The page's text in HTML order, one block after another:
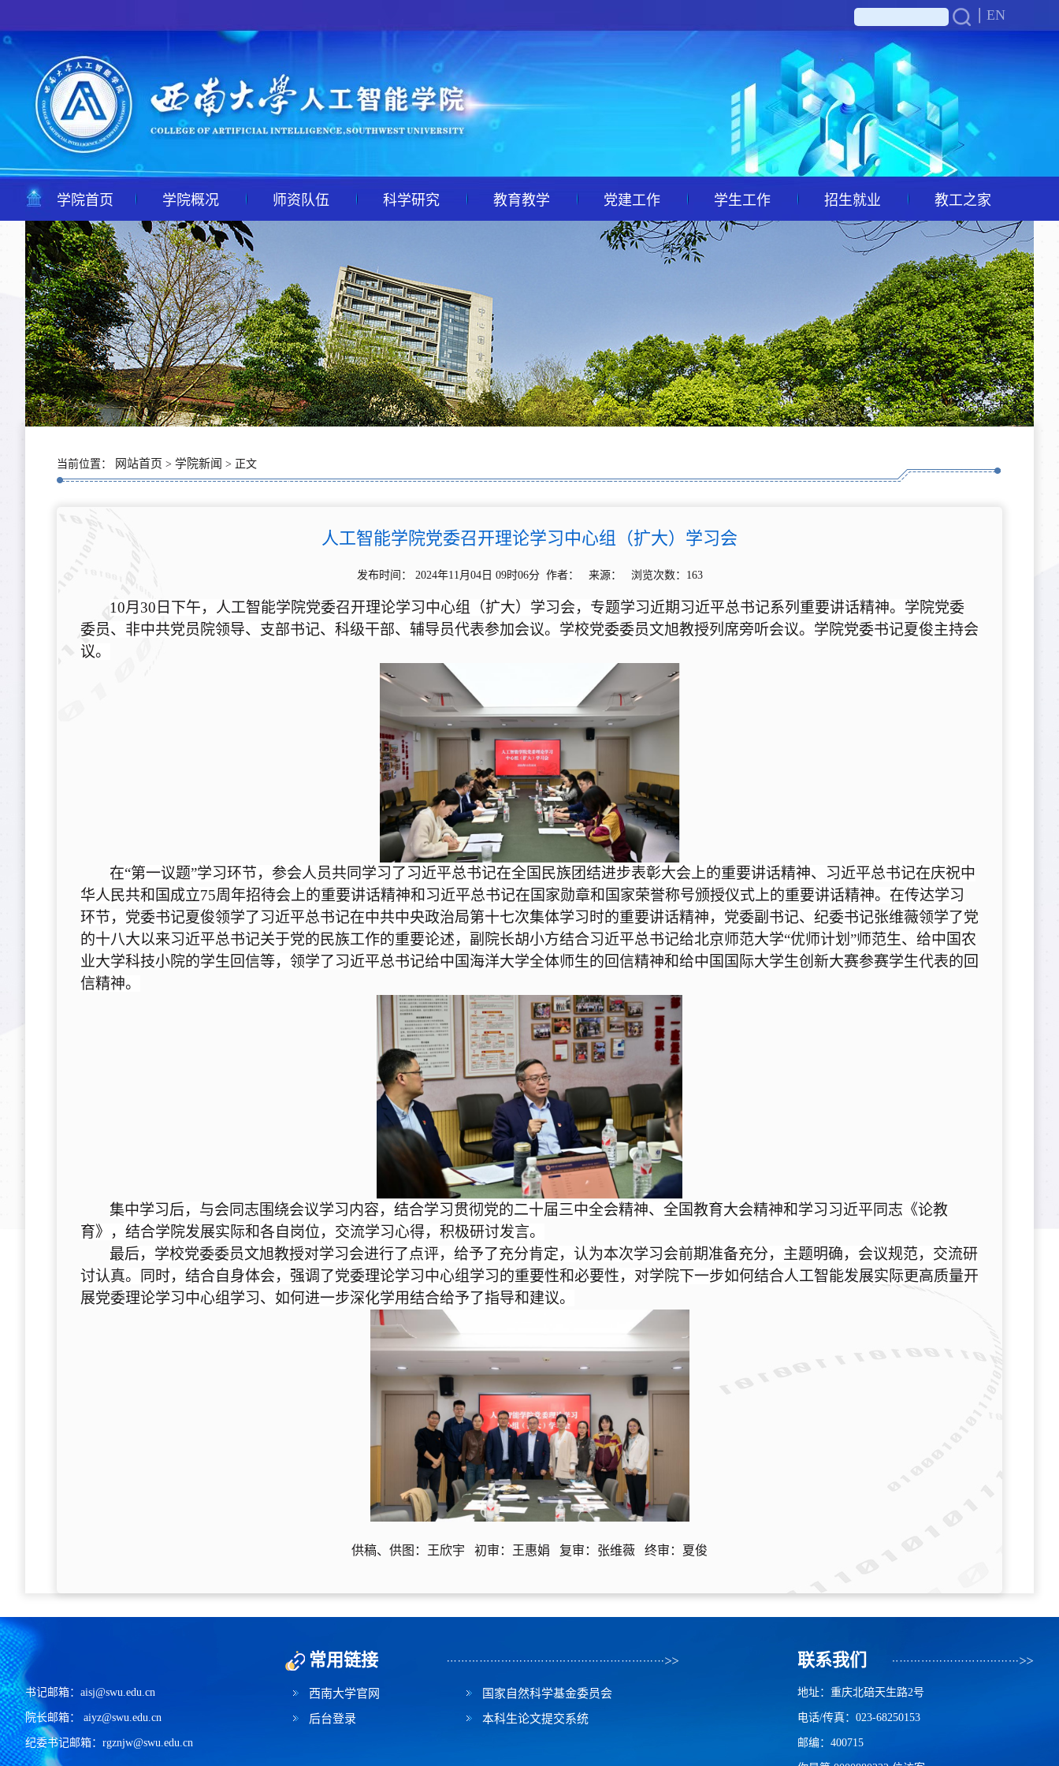
EN
学院首页 学院概况 师资队伍 科学研究 教育教学 党建工作 学生工作 招生就业 教工之家
当前位置： 网站首页 > 学院新闻 > 正文
人工智能学院党委召开理论学习中心组（扩大）学习会
发布时间： 2024年11月04日 09时06分 作者： 来源： 浏览次数： 163
10月30日下午，人工智能学院党委召开理论学习中心组（扩大）学习会，专题学习近期习近平总书记系列重要讲话精神。学院党委
委员、非中共党员院领导、支部书记、科级干部、辅导员代表参加会议。学校党委委员文旭教授列席旁听会议。学院党委书记夏俊主持会
议。
在“第一议题”学习环节，参会人员共同学习了习近平总书记在全国民族团结进步表彰大会上的重要讲话精神、习近平总书记在庆祝中
华人民共和国成立75周年招待会上的重要讲话精神和习近平总书记在国家勋章和国家荣誉称号颁授仪式上的重要讲话精神。在传达学习
环节，党委书记夏俊领学了习近平总书记在中共中央政治局第十七次集体学习时的重要讲话精神，党委副书记、纪委书记张维薇领学了党
的十八大以来习近平总书记关于党的民族工作的重要论述，副院长胡小方结合习近平总书记给北京师范大学“优师计划”师范生、给中国农
业大学科技小院的学生回信等，领学了习近平总书记给中国海洋大学全体师生的回信精神和给中国国际大学生创新大赛参赛学生代表的回
信精神。
集中学习后，与会同志围绕会议学习内容，结合学习贯彻党的二十届三中全会精神、全国教育大会精神和学习习近平同志《论教
育》，结合学院发展实际和各自岗位，交流学习心得，积极研讨发言。
最后，学校党委委员文旭教授对学习会进行了点评，给予了充分肯定，认为本次学习会前期准备充分，主题明确，会议规范，交流研
讨认真。同时，结合自身体会，强调了党委理论学习中心组学习的重要性和必要性，对学院下一步如何结合人工智能发展实际更高质量开
展党委理论学习中心组学习、如何进一步深化学用结合给予了指导和建议。
供稿、供图：王欣宇 初审：王惠娟 复审：张维薇 终审： 夏俊
书记邮箱：aisj@swu.edu.cn
院长邮箱： aiyz@swu.edu.cn
纪委书记邮箱：rgznjw@swu.edu.cn
常用链接
西南大学官网 国家自然科学基金委员会
后台登录 本科生论文提交系统
联系我们
地址：重庆北碚天生路2号
电话/传真：023-68250153
邮编：400715